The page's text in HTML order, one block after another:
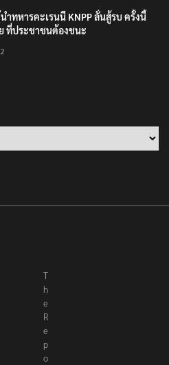
ำทหารคะเรนนี KNPP ลั่นสู้รบ ครั้งนี้
ที่ประชาชนต้องชนะ
T
h
e
R
e
p
o